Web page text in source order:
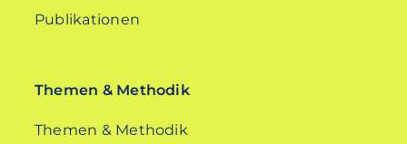
Publikationen
Themen & Methodik
Themen & Methodik